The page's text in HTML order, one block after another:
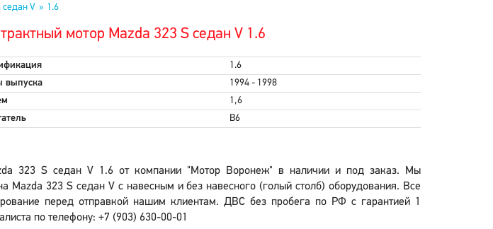
седан V 1.6
мотор Mazda 323 S седан V 1.6
1.6
выпуска
1994 - 1998
1,6
B6
323 S седан V 1.6 от компании "Мотор Воронеж" в наличии и под заказ. Мы
Mazda 323 S седан V с навесным и без навесного (голый столб) оборудования. Все
перед отправкой нашим клиентам. ДВС без пробега по РФ с гарантией 1
по телефону: +7 (903) 630-00-01